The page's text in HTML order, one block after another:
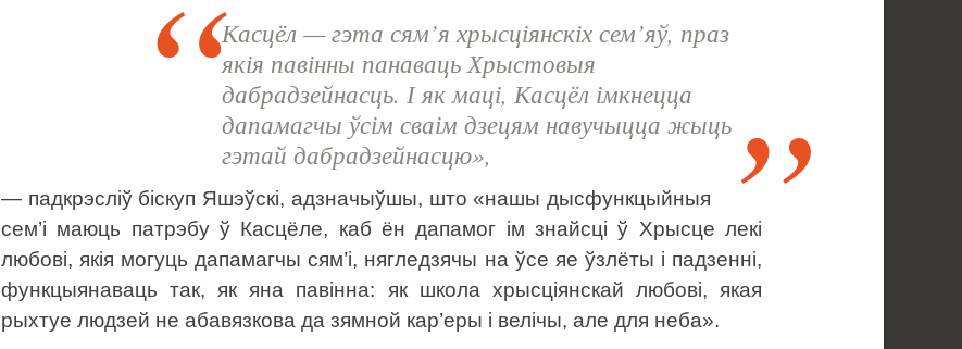
Касцёл — гэта сям’я хрысціянскіх сем’яў, праз
якія павінны панаваць Хрыстовыя
дабрадзейнасць. І як маці, Касцёл імкнецца
дапамагчы ўсім сваім дзецям навучыцца жыць
гэтай дабрадзейнасцю»,
— падкрэсліў біскуп Яшэўскі, адзначыўшы, што «нашы дысфункцыйныя
сем’і маюць патрэбу ў Касцёле, каб ён дапамог ім знайсці ў Хрысце лекі
любові, якія могуць дапамагчы сям’і, нягледзячы на ўсе яе ўзлёты і падзенні,
функцыянаваць так, як яна павінна: як школа хрысціянскай любові, якая
рыхтуе людзей не абавязкова да зямной кар’еры і велічы, але для неба».